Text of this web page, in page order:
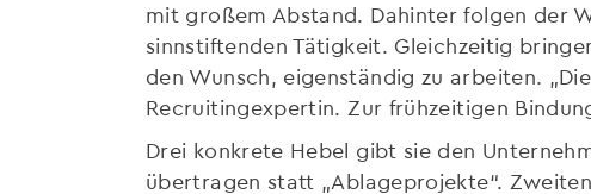
mit großem Abstand. Dahinter folgen der
sinnstiftenden Tätigkeit. Gleichzeitig
den Wunsch, eigenständig zu arbeiten.
Recruitingexpertin. Zur frühzeitigen
Drei konkrete Hebel gibt sie den
übertragen statt „Ablageprojekte“.